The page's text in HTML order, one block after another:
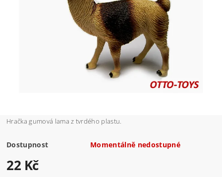
Hračka gumová lama z tvrdého plastu.
Dostupnost Momentálně nedostupné
22 Kč